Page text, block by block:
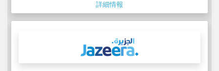
詳細情報